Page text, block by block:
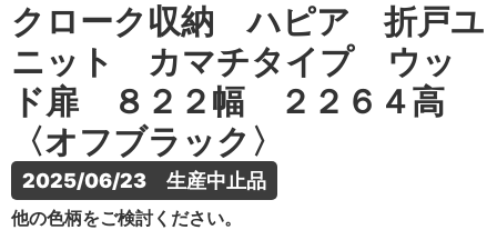
クローク収納 ハピア 折戸ユ
ニット カマチタイプ ウッ
ド扉 ８２２幅 ２２６４高
〈オフブラック〉
2025/06/23　生産中止品
他の色柄をご検討ください。